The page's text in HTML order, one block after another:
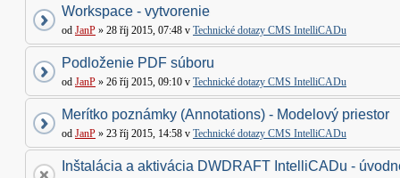
Workspace - vytvorenie
od JanP » 28 říj 2015, 07:48 v Technické dotazy CMS IntelliCADu
Podloženie PDF súboru
od JanP » 26 říj 2015, 09:10 v Technické dotazy CMS IntelliCADu
Merítko poznámky (Annotations) - Modelový priestor
od JanP » 23 říj 2015, 14:58 v Technické dotazy CMS IntelliCADu
Inštalácia a aktivácia DWDRAFT IntelliCADu -